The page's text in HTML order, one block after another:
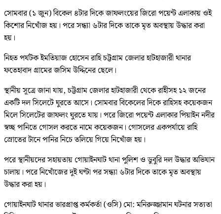
সোমবার (১ জুন) বিকেল ৪টার দিকে জাফলংয়ের জিরো পয়েন্ট এলাকায় ওই
কিশোর নিখোঁজ হয়। পরে সন্ধ্যা ৬টার দিকে তাকে মৃত অবস্থায় উদ্ধার করা
হয়।
নিহত পর্যটক ইমতিয়াজ হোসেন রাহি চট্টগ্রাম জেলার হাটহাজারী থানার
ফতেহাবাদ গ্রামের জসিম উদ্দিনের ছেলে।
স্থানীয় সূত্রে জানা যায়, চট্টগ্রাম জেলার হাটহাজারী থেকে রাহীসহ ১২ জনের
একটি দল সিলেটে ঘুরতে আসে। সোমবার বিকেলের দিকে রাহিসহ কয়েকজন
মিলে সিলেটের জাফলং ঘুরতে যায়। পরে জিরো পয়েন্ট এলাকার পিয়াইন নদীর
স্বচ্ছ পানিতে গোসল করতে নামে কয়েকজন। গোসলের একপর্যায়ে রাহি
স্রোতের টানে পানির নিচে তলিয়ে গিয়ে নিখোঁজ হয়।
পরে স্থানীয়দের সহায়তায় গোয়াইনঘাট থানা পুলিশ ও ডুবুরি দল উদ্ধার অভিযান
চালায়। পরে নিখোঁজের দুই ঘণ্টা পর সন্ধ্যা ৬টার দিকে তাকে মৃত অবস্থায়
উদ্ধার করা হয়।
গোয়াইনঘাট থানার ভারপ্রাপ্ত কর্মকর্তা (ওসি) মো: মনিরুজ্জামান ঘটনার সত্যতা